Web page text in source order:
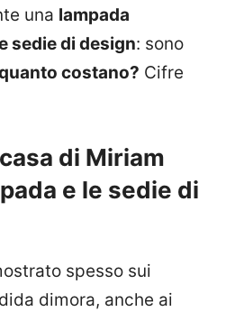
una lampada
sedie di design: sono
costano? Cifre
di Miriam
e le sedie di
spesso sui
dimora, anche ai